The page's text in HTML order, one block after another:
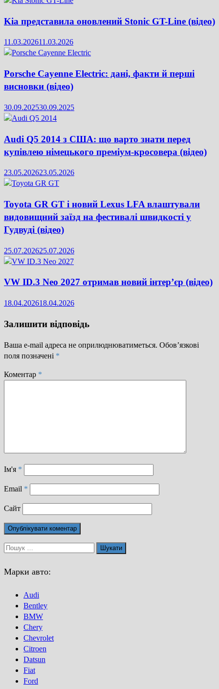
Kia представила оновлений Stonic GT-Line (відео)
11.03.202611.03.2026
Porsche Cayenne Electric: дані, факти й перші
висновки (відео)
30.09.202530.09.2025
Audi Q5 2014 з США: що варто знати перед
купівлею німецького преміум-кросовера (відео)
23.05.202623.05.2026
Toyota GR GT і новий Lexus LFA влаштували
видовищний заїзд на фестивалі швидкості у
Гудвуді (відео)
25.07.202625.07.2026
VW ID.3 Neo 2027 отримав новий інтер’єр (відео)
18.04.202618.04.2026
Залишити відповідь
Ваша e-mail адреса не оприлюднюватиметься. Обов’язкові
поля позначені *
Коментар *
Ім'я *
Email *
Сайт
Пошук:
Марки авто:
Audi
Bentley
BMW
Chery
Chevrolet
Citroen
Datsun
Fiat
Ford